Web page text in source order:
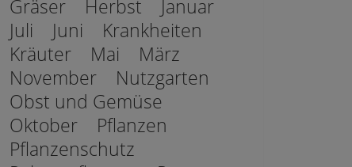
Gräser
Herbst
Januar
Juli
Juni
Krankheiten
Kräuter
Mai
März
November
Nutzgarten
Obst und Gemüse
Oktober
Pflanzen
Pflanzenschutz